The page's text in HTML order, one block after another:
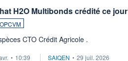
H2O Multibonds crédité ce jour
CTO Crédit Agricole .
• 10:39 SAIQEN • 29 juil. 2026